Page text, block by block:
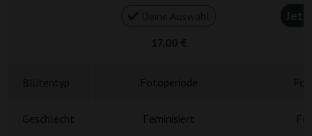
Geschlecht Feminisiert